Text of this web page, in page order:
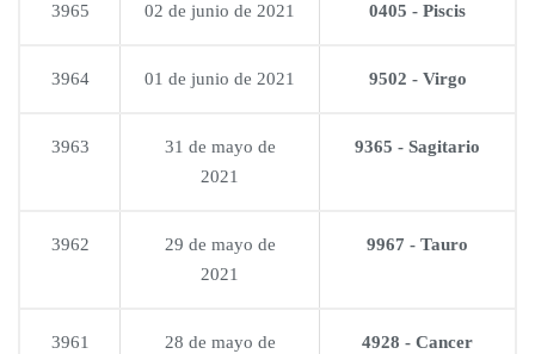
3965 02 de junio de 2021 0405 - Piscis
3964 01 de junio de 2021 9502 - Virgo
3963
31 de mayo de
2021
9365 - Sagitario
3962
29 de mayo de
2021
9967 - Tauro
3961
28 de mayo de
4928 - Cancer